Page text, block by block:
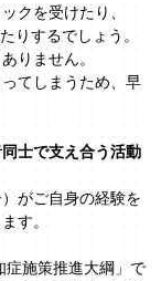
クを受けたり、
りするでしょう。
りません。
てしまうため、早
士で支え合う活動
がご自身の経験を
す。
症施策推進大綱」で